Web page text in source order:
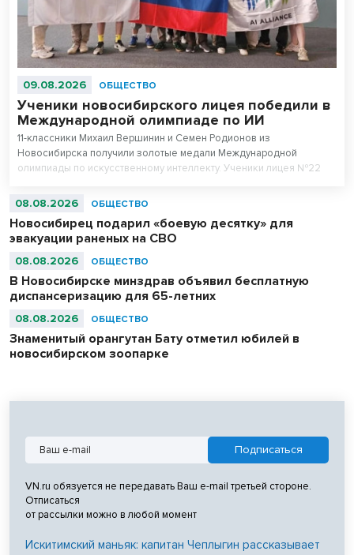
09.08.2026 ОБЩЕСТВО
Ученики новосибирского лицея победили в
Международной олимпиаде по ИИ
11-классники Михаил Вершинин и Семен Родионов из
Новосибирска получили золотые медали Международной
олимпиады по искусственному интеллекту. Ученики лицея №22
абсолютными чемпионами соревнований.
08.08.2026 ОБЩЕСТВО
Новосибирец подарил «боевую десятку» для
эвакуации раненых на СВО
08.08.2026 ОБЩЕСТВО
В Новосибирске минздрав объявил бесплатную
диспансеризацию для 65-летних
08.08.2026 ОБЩЕСТВО
Знаменитый орангутан Бату отметил юбилей в
новосибирском зоопарке
VN.ru обязуется не передавать Ваш e-mail третьей стороне.
Отписаться
от рассылки можно в любой момент
Искитимский маньяк: капитан Чеплыгин рассказывает